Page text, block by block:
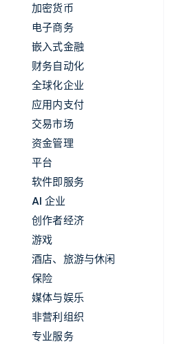
加密货币
电子商务
嵌入式金融
财务自动化
全球化企业
应用内支付
交易市场
资金管理
平台
软件即服务
AI 企业
创作者经济
游戏
酒店、旅游与休闲
保险
媒体与娱乐
非营利组织
专业服务